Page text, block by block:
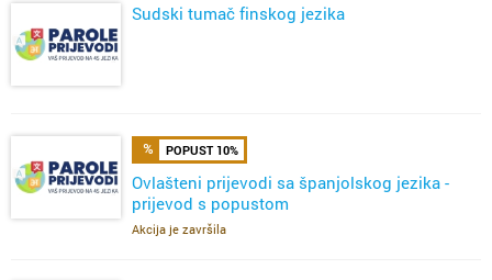
Sudski tumač finskog jezika
POPUST 10%
Ovlašteni prijevodi sa španjolskog jezika -
prijevod s popustom
Akcija je završila